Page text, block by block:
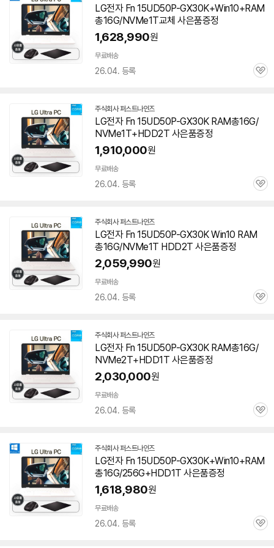
이
버
페
이
LG전자 Fn 15UD50P-GX30K+Win10+RAM
총16G/NVMe1T교체 사은품증정
1,628,990원
무료배송
26.04. 등록
관
주식회사 퍼스트나인즈네
이
버
페
이
LG전자 Fn 15UD50P-GX30K RAM총16G/
NVMe1T+HDD2T 사은품증정
1,910,000원
무료배송
26.04. 등록
관
주식회사 퍼스트나인즈네
이
버
페
이
LG전자 Fn 15UD50P-GX30K Win10 RAM
총16G/NVMe1T HDD2T 사은품증정
2,059,990원
무료배송
26.04. 등록
관
주식회사 퍼스트나인즈네
이
버
페
이
LG전자 Fn 15UD50P-GX30K RAM총16G/
NVMe2T+HDD1T 사은품증정
2,030,000원
무료배송
26.04. 등록
관
주식회사 퍼스트나인즈네
이
버
페
이
LG전자 Fn 15UD50P-GX30K+Win10+RAM
총16G/256G+HDD1T 사은품증정
1,618,980원
무료배송
26.04. 등록
관